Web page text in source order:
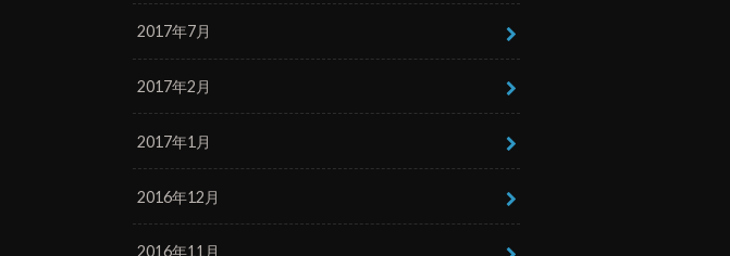
2017年7月
2017年2月
2017年1月
2016年12月
2016年11月